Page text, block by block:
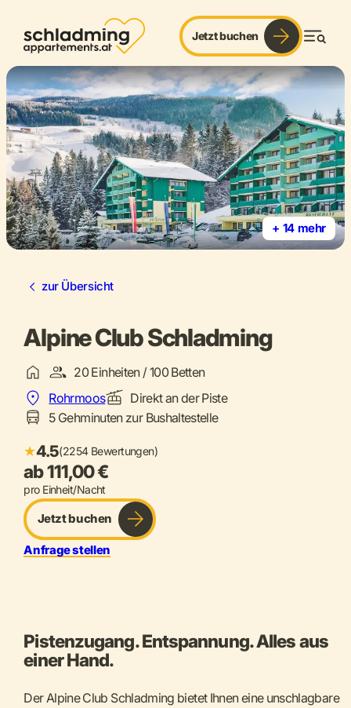
Jetzt buchen
+ 14 mehr
zur Übersicht
Alpine Club Schladming
20 Einheiten / 100 Betten
Rohrmoos
Direkt an der Piste
5 Gehminuten zur Bushaltestelle
★4.5(2254 Bewertungen)
ab 111,00 €
pro Einheit/Nacht
Jetzt buchen
Anfrage stellen
Pistenzugang. Entspannung. Alles aus
einer Hand.
Der Alpine Club Schladming bietet Ihnen eine unschlagbare